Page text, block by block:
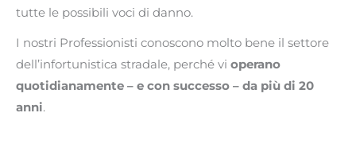
tutte le possibili voci di danno.
I nostri Professionisti conoscono molto bene il settore
dell’infortunistica stradale, perché vi operano
quotidianamente – e con successo – da più di 20
anni.